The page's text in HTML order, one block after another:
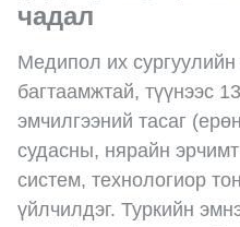
чадал
Медипол их
багтаамжтай, түүнээс
эмчилгээний тасаг
судасны, нярайн
систем, технологиор
үйлчилдэг. Туркийн